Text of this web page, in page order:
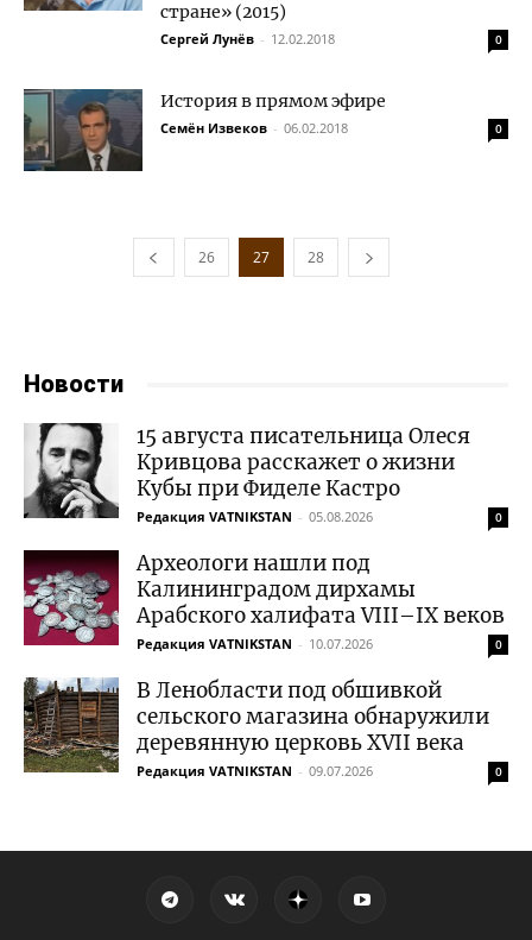
стране» (2015)
Сергей Лунёв - 12.02.2018 0
История в прямом эфире
Семён Извеков - 06.02.2018 0
26 27 28
Новости
15 августа писательница Олеся
Кривцова расскажет о жизни
Кубы при Фиделе Кастро
Редакция VATNIKSTAN - 05.08.2026 0
Археологи нашли под
Калининградом дирхамы
Арабского халифата VIII–IX веков
Редакция VATNIKSTAN - 10.07.2026 0
В Ленобласти под обшивкой
сельского магазина обнаружили
деревянную церковь XVII века
Редакция VATNIKSTAN - 09.07.2026 0